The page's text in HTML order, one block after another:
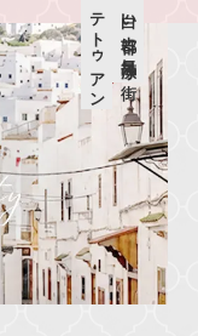
テトゥアン 白い古都に気品漂う街